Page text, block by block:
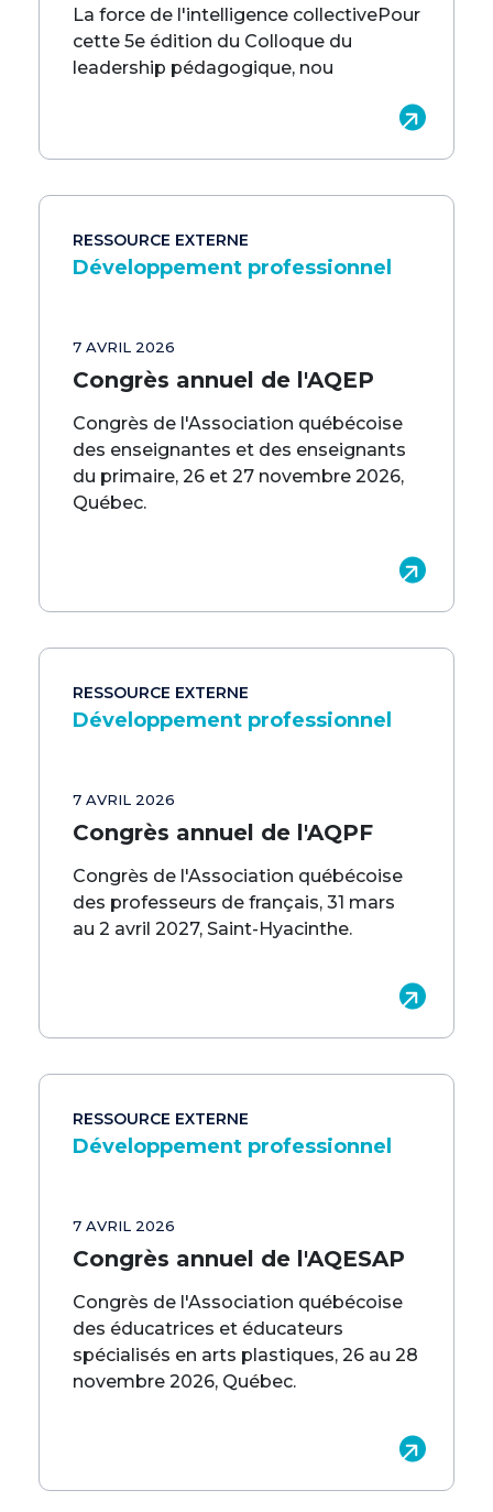
La force de l'intelligence collectivePour
cette 5e édition du Colloque du
leadership pédagogique, nou
RESSOURCE EXTERNE
Développement professionnel
7 AVRIL 2026
Congrès annuel de l'AQEP
Congrès de l'Association québécoise
des enseignantes et des enseignants
du primaire, 26 et 27 novembre 2026,
Québec.
RESSOURCE EXTERNE
Développement professionnel
7 AVRIL 2026
Congrès annuel de l'AQPF
Congrès de l'Association québécoise
des professeurs de français, 31 mars
au 2 avril 2027, Saint-Hyacinthe.
RESSOURCE EXTERNE
Développement professionnel
7 AVRIL 2026
Congrès annuel de l'AQESAP
Congrès de l'Association québécoise
des éducatrices et éducateurs
spécialisés en arts plastiques, 26 au 28
novembre 2026, Québec.